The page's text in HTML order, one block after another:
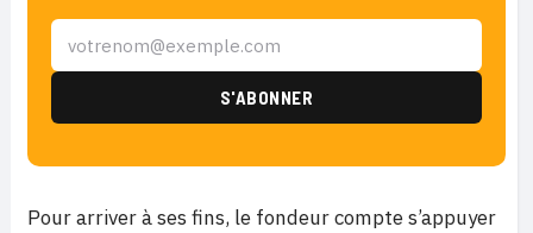
Pour arriver à ses fins, le fondeur compte s’appuyer